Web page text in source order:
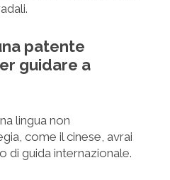
patente
guidare a
lingua non
come il cinese, avrai
di guida internazionale.